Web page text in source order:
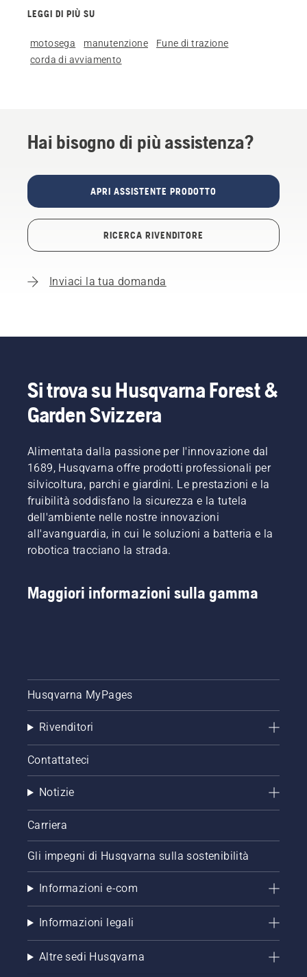
LEGGI DI PIÙ SU
motosega manutenzione
Fune di trazione
corda di avviamento
Hai bisogno di più assistenza?
APRI ASSISTENTE PRODOTTO
RICERCA RIVENDITORE
Inviaci la tua domanda
Si trova su Husqvarna Forest &
Garden Svizzera
Alimentata dalla passione per l'innovazione dal
1689, Husqvarna offre prodotti professionali per
silvicoltura, parchi e giardini. Le prestazioni e la
fruibilità soddisfano la sicurezza e la tutela
dell'ambiente nelle nostre innovazioni
all'avanguardia, in cui le soluzioni a batteria e la
robotica tracciano la strada.
Maggiori informazioni sulla gamma
Husqvarna MyPages
Rivenditori
Contattateci
Notizie
Carriera
Gli impegni di Husqvarna sulla sostenibilità
Informazioni e-com
Informazioni legali
Altre sedi Husqvarna